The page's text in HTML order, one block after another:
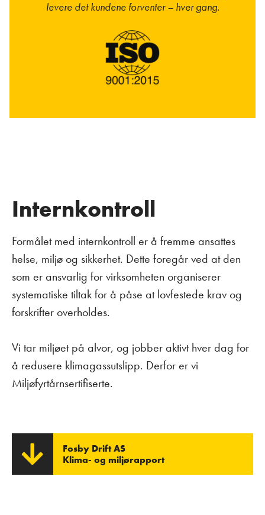
levere det kundene forventer – hver gang.
Internkontroll
Formålet med internkontroll er å fremme ansattes
helse, miljø og sikkerhet. Dette foregår ved at den
som er ansvarlig for virksomheten organiserer
systematiske tiltak for å påse at lovfestede krav og
forskrifter overholdes.
Vi tar miljøet på alvor, og jobber aktivt hver dag for
å redusere klimagassutslipp. Derfor er vi
Miljøfyrtårnsertifiserte.
Fosby Drift AS
Klima- og miljørapport